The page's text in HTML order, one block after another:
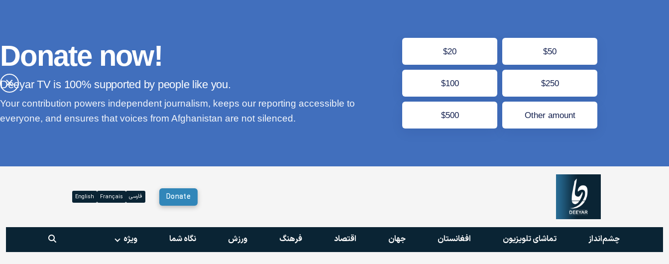
×
Donate now!
Deeyar TV is supported by people like you.
Your contribution powers independent journalism, keeps our reporting accessible to
everyone, and ensures that voices from Afghanistan are not silenced.
$20 $50
$100 $250
$500 Other amount
Donate فارسی Français
English
چشم‌انداز تماشای تلویزیون افغانستان جهان اقتصاد فرهنگ ورزش نگاه شما ویژه‌